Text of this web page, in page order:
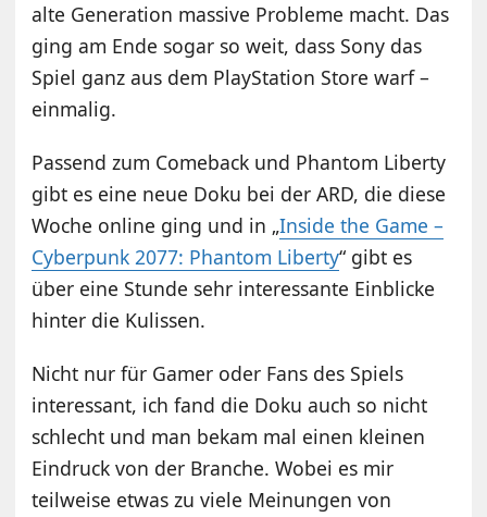
alte Generation massive Probleme macht. Das
ging am Ende sogar so weit, dass Sony das
Spiel ganz aus dem PlayStation Store warf –
einmalig.
Passend zum Comeback und Phantom Liberty
gibt es eine neue Doku bei der ARD, die diese
Woche online ging und in „Inside the Game –
Cyberpunk 2077: Phantom Liberty“ gibt es
über eine Stunde sehr interessante Einblicke
hinter die Kulissen.
Nicht nur für Gamer oder Fans des Spiels
interessant, ich fand die Doku auch so nicht
schlecht und man bekam mal einen kleinen
Eindruck von der Branche. Wobei es mir
teilweise etwas zu viele Meinungen von